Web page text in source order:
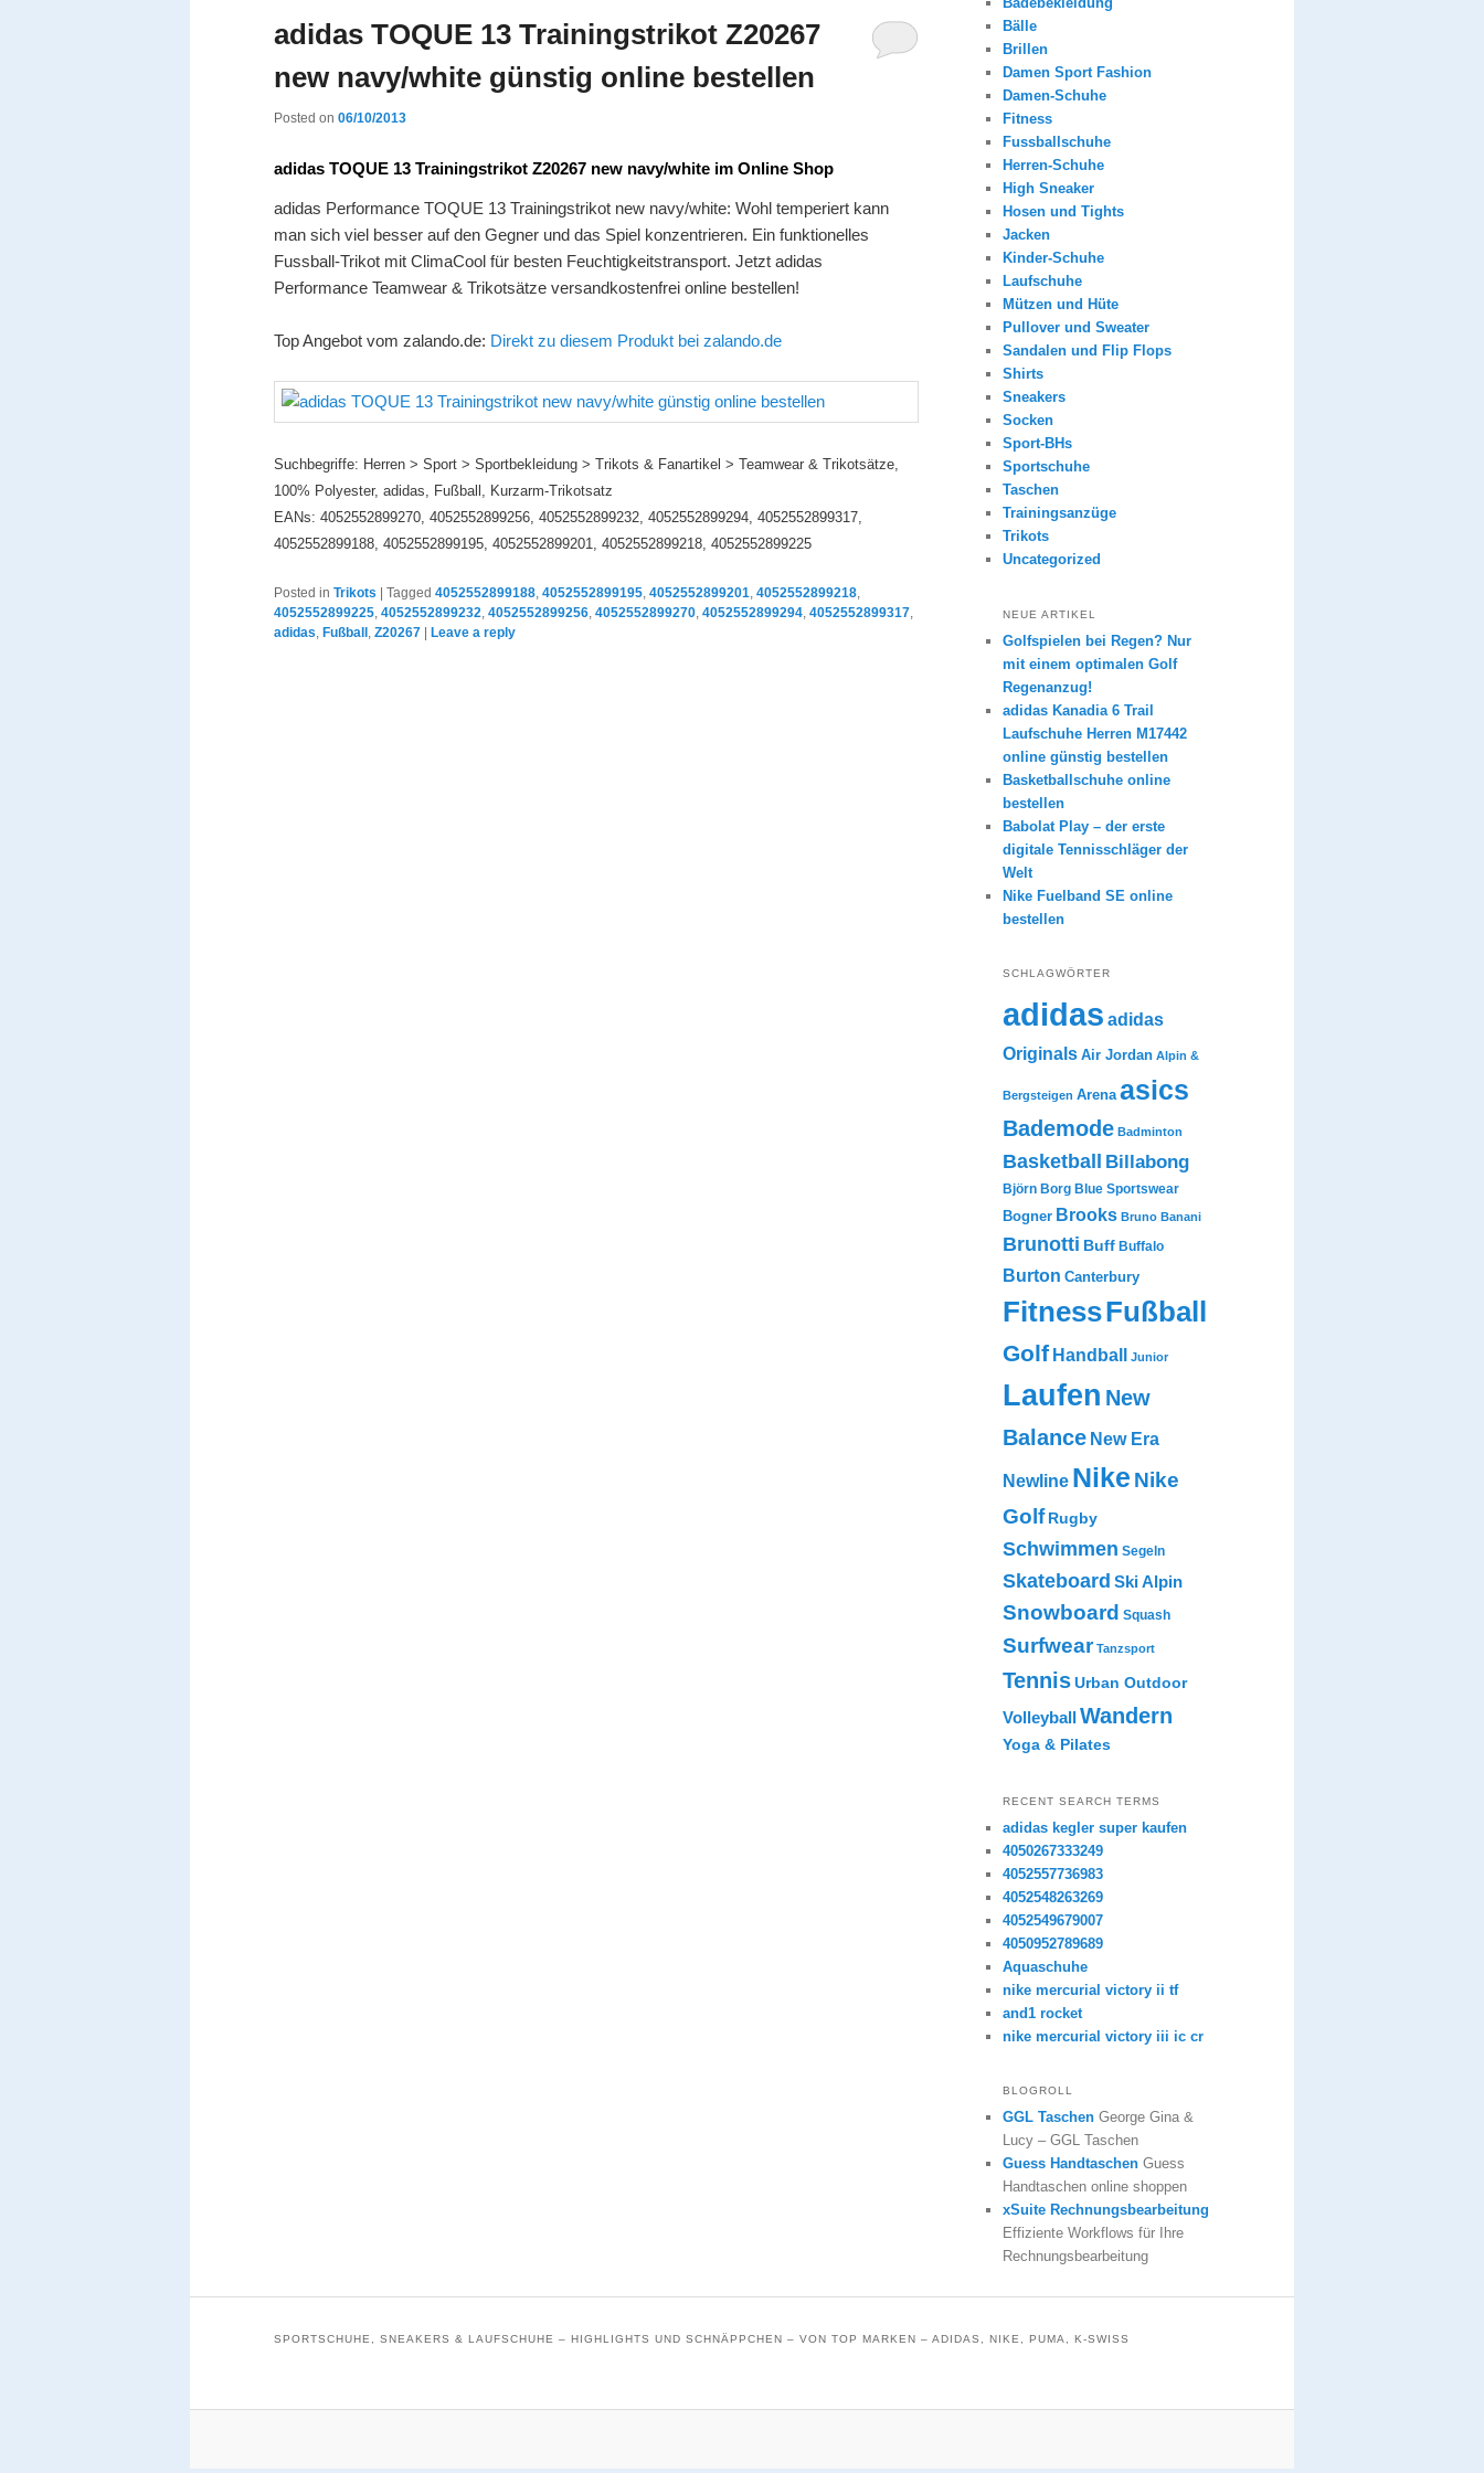
adidas TOQUE 13 Trainingstrikot Z20267
new navy/white günstig online bestellen
Posted on 06/10/2013
adidas TOQUE 13 Trainingstrikot Z20267 new navy/white im Online Shop
adidas Performance TOQUE 13 Trainingstrikot new navy/white: Wohl temperiert kann
man sich viel besser auf den Gegner und das Spiel konzentrieren. Ein funktionelles
Fussball-Trikot mit ClimaCool für besten Feuchtigkeitstransport. Jetzt adidas
Performance Teamwear & Trikotsätze versandkostenfrei online bestellen!
Top Angebot vom zalando.de: Direkt zu diesem Produkt bei zalando.de
Suchbegriffe: Herren > Sport > Sportbekleidung > Trikots & Fanartikel > Teamwear & Trikotsätze,
100% Polyester, adidas, Fußball, Kurzarm-Trikotsatz
EANs: 4052552899270, 4052552899256, 4052552899232, 4052552899294, 4052552899317,
4052552899188, 4052552899195, 4052552899201, 4052552899218, 4052552899225
Posted in Trikots Tagged 4052552899188, 4052552899195, 4052552899201, 4052552899218,
4052552899225, 4052552899232, 4052552899256, 4052552899270, 4052552899294, 4052552899317,
adidas, Fußball , Z20267 Leave a reply
Bälle
Brillen
Damen Sport Fashion
Damen-Schuhe
Fitness
Fussballschuhe
Herren-Schuhe
High Sneaker
Hosen und Tights
Jacken
Kinder-Schuhe
Laufschuhe
Mützen und Hüte
Pullover und Sweater
Sandalen und Flip Flops
Shirts
Sneakers
Socken
Sport-BHs
Sportschuhe
Taschen
Trainingsanzüge
Trikots
Uncategorized
NEUE ARTIKEL
Golfspielen bei Regen? Nur
mit einem optimalen Golf
Regenanzug!
adidas Kanadia 6 Trail
Laufschuhe Herren M17442
online günstig bestellen
Basketballschuhe online
bestellen
Babolat Play – der erste
digitale Tennisschläger der
Welt
Nike Fuelband SE online
bestellen
SCHLAGWÖRTER
adidas adidas
Originals Air Jordan Alpin &
Bergsteigen Arena asics
Bademode Badminton
Basketball Billabong
Björn Borg Blue Sportswear
Bogner Brooks Bruno Banani
Brunotti Buff Buffalo
Burton Canterbury
FitnessFußball
Golf Handball Junior
Laufen New
Balance New Era
Newline Nike Nike
Golf Rugby
Schwimmen Segeln
Skateboard Ski Alpin
Snowboard Squash
Surfwear Tanzsport
TennisUrban Outdoor
VolleyballWandern
Yoga & Pilates
RECENT SEARCH TERMS
adidas kegler super kaufen
4050267333249
4052557736983
4052548263269
4052549679007
4050952789689
Aquaschuhe
nike mercurial victory ii tf
and1 rocket
nike mercurial victory iii ic cr
BLOGROLL
GGL Taschen George Gina &
Lucy – GGL Taschen
Guess Handtaschen Guess
Handtaschen online shoppen
xSuite Rechnungsbearbeitung
Effiziente Workflows für Ihre
Rechnungsbearbeitung
SPORTSCHUHE, SNEAKERS & LAUFSCHUHE – HIGHLIGHTS UND SCHNÄPPCHEN – VON TOP MARKEN – ADIDAS, NIKE, PUMA, K-SWISS